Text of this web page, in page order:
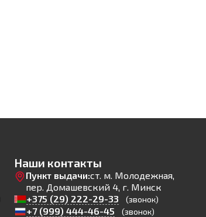
Наши контакты
Пункт выдачи:ст. м. Молодежная,
пер. Домашевский 4, г. Минск
+375 (29) 222-29-33
(звонок)
+7 (999) 444-46-45 (звонок)